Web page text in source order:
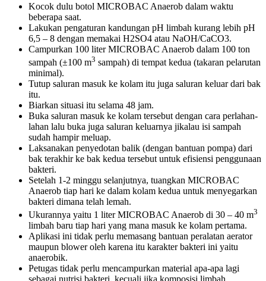
Kocok dulu botol MICROBAC Anaerob dalam waktu
beberapa saat.
Lakukan pengaturan kandungan pH limbah kurang lebih pH
6,5 – 8 dengan memakai H2SO4 atau NaOH/CaCO3.
Campurkan 100 liter MICROBAC Anaerob dalam 100 ton
sampah (±100 m3 sampah) di tempat kedua (takaran pelarutan
minimal).
Tutup saluran masuk ke kolam itu juga saluran keluar dari bak
itu.
Biarkan situasi itu selama 48 jam.
Buka saluran masuk ke kolam tersebut dengan cara perlahan-
lahan lalu buka juga saluran keluarnya jikalau isi sampah
sudah hampir meluap.
Laksanakan penyedotan balik (dengan bantuan pompa) dari
bak terakhir ke bak kedua tersebut untuk efisiensi penggunaan
bakteri.
Setelah 1-2 minggu selanjutnya, tuangkan MICROBAC
Anaerob tiap hari ke dalam kolam kedua untuk menyegarkan
bakteri dimana telah lemah.
Ukurannya yaitu 1 liter MICROBAC Anaerob di 30 – 40 m3
limbah baru tiap hari yang mana masuk ke kolam pertama.
Aplikasi ini tidak perlu memasang bantuan peralatan aerator
maupun blower oleh karena itu karakter bakteri ini yaitu
anaerobik.
Petugas tidak perlu mencampurkan material apa-apa lagi